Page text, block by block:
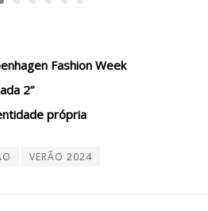
Fashion Week
2”
própria
VERÃO 2024